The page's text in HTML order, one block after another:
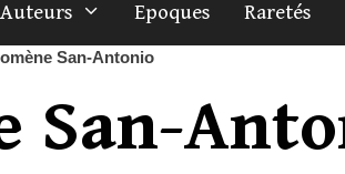
Auteurs Epoques Raretés
San-Antonio
San-